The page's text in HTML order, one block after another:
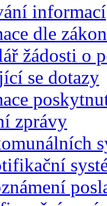
informací
dle
žádosti o
se dotazy
zprávy